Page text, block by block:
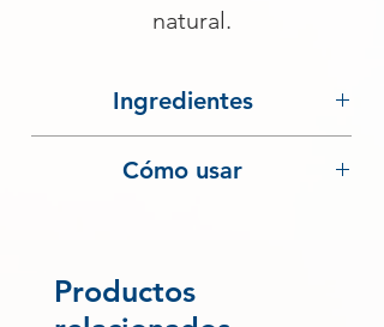
natural.
Ingredientes
Betaine, Disodium Laureth
Glycol Distearate, Sodium Chloride,
Cómo usar
que haga espuma. Aclarar por
completo. Repetir según sea
Productos